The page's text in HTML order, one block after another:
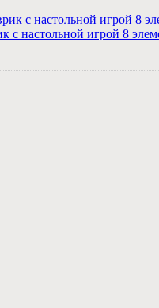
с настольной игрой 8